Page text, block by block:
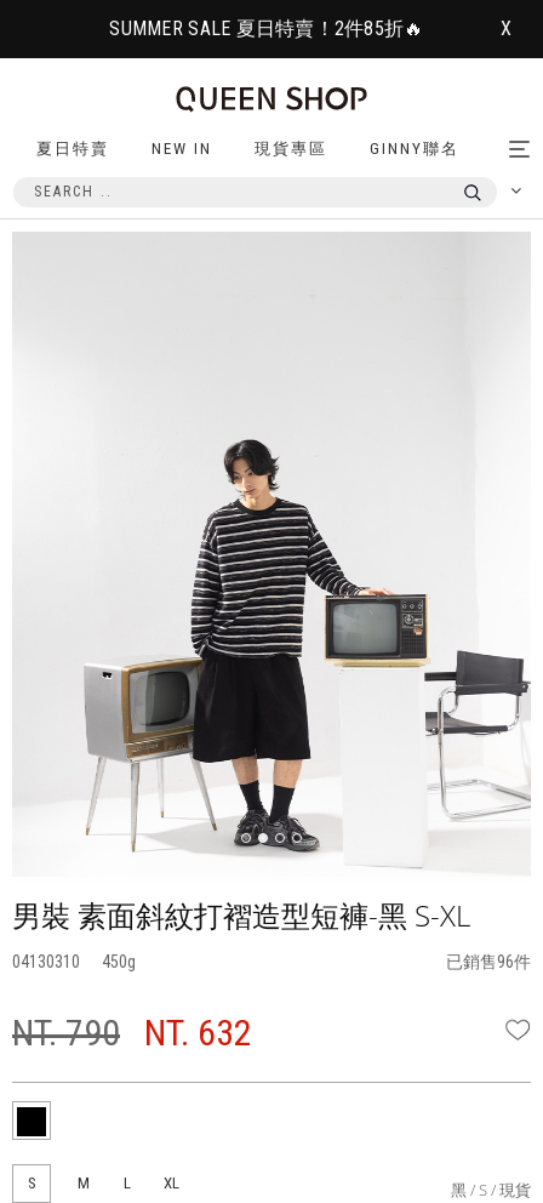
SUMMER SALE 夏日特賣！2件85折🔥 X
夏日特賣 NEW IN 現貨專區 GINNY聯名
男裝 素面斜紋打褶造型短褲-黑 S-XL
04130310 450 已銷售96件
NT. 790 NT. 632
S M L XL 黑 S 現貨